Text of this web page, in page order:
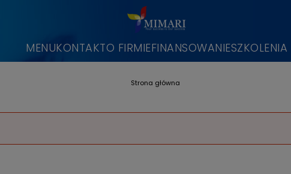
MENUKONTAKTO FIRMIEFINANSOWANIESZKOLENIA
Strona główna